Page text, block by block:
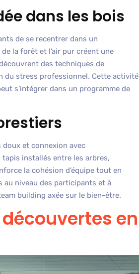
dans les bois
de se recentrer dans un
la forêt et l’air pur créent une
des techniques de
du stress professionnel. Cette activité
s’intégrer dans un programme de
doux et connexion avec
installés entre les arbres,
la cohésion d’équipe tout en
au niveau des participants et à
building axée sur le bien-être.
en